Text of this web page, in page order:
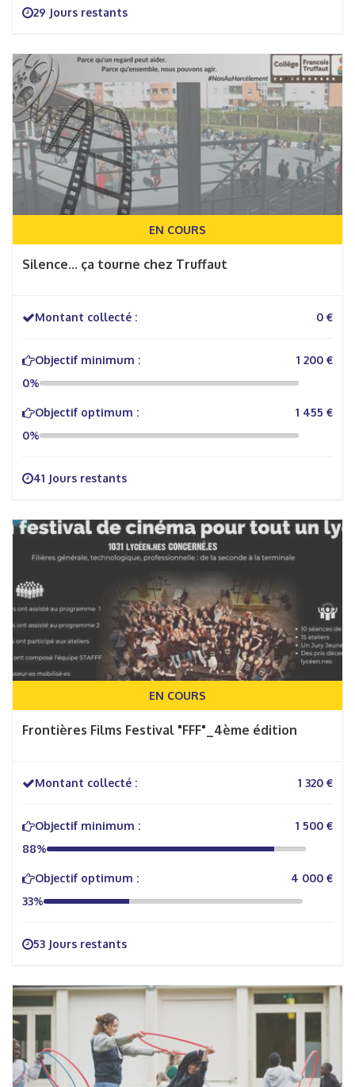
29 Jours restants
EN COURS
Silence... ça tourne chez Truffaut
Montant collecté : 0 €
Objectif minimum :
1 200 €
0%
Objectif optimum :
1 455 €
0%
41 Jours restants
EN COURS
Frontières Films Festival "FFF"_4ème édition
Montant collecté : 1 320 €
Objectif minimum :
1 500 €
88%
Objectif optimum :
4 000 €
33%
53 Jours restants